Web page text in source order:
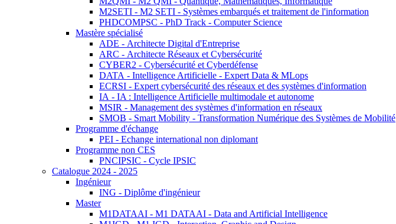
M2SETI - M2 SETI - Systèmes embarqués et traitement de l'information
PHDCOMPSC - PhD Track - Computer Science
Mastère spécialisé
ADE - Architecte Digital d'Entreprise
ARC - Architecte Réseaux et Cybersécurité
CYBER2 - Cybersécurité et Cyberdéfense
DATA - Intelligence Artificielle - Expert Data & MLops
ECRSI - Expert cybersécurité des réseaux et des systèmes d'information
IA - IA : Intelligence Artificielle multimodale et autonome
MSIR - Management des systèmes d'information en réseaux
SMOB - Smart Mobility - Transformation Numérique des Systèmes de Mobilité
Programme d'échange
PEI - Echange international non diplomant
Programme non CES
PNCIPSIC - Cycle IPSIC
Catalogue 2024 - 2025
Ingénieur
ING - Diplôme d'ingénieur
Master
M1DATAAI - M1 DATAAI - Data and Artificial Intelligence